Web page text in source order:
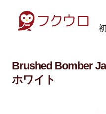
Brushed Bomber
ホワイト